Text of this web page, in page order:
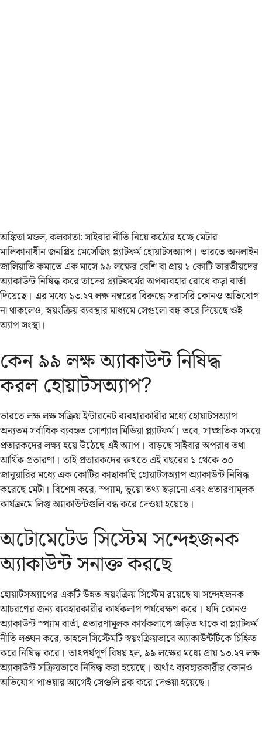
অঙ্কিতা মন্ডল, কলকাতা: সাইবার নীতি নিয়ে কঠোর হচ্ছে মেটার
মালিকানাধীন জনপ্রিয় মেসেজিং প্ল্যাটফর্ম হোয়াটসঅ্যাপ। ভারতে অনলাইন
জালিয়াতি কমাতে এক মাসে ৯৯ লক্ষের বেশি বা প্রায় ১ কোটি ভারতীয়দের
অ্যাকাউন্ট নিষিদ্ধ করে তাদের প্ল্যাটফর্মের অপব্যবহার রোধে কড়া বার্তা
দিয়েছে। এর মধ্যে ১৩.২৭ লক্ষ নম্বরের বিরুদ্ধে সরাসরি কোনও অভিযোগ
না থাকলেও, স্বয়ংক্রিয় ব্যবস্থার মাধ্যমে সেগুলো বন্ধ করে দিয়েছে ওই
অ্যাপ সংস্থা।
কেন ৯৯ লক্ষ অ্যাকাউন্ট নিষিদ্ধ
করল হোয়াটসঅ্যাপ?
ভারতে লক্ষ লক্ষ সক্রিয় ইন্টারনেট ব্যবহারকারীর মধ্যে হোয়াটসঅ্যাপ
অন্যতম সর্বাধিক ব্যবহৃত সোশ্যাল মিডিয়া প্ল্যাটফর্ম। তবে, সাম্প্রতিক সময়ে
প্রতারকদের লক্ষ্য হয়ে উঠেছে এই অ্যাপ। বাড়ছে সাইবার অপরাধ তথা
আর্থিক প্রতারণা। তাই প্রতারকদের রুখতে এই বছরের ১ থেকে ৩০
জানুয়ারির মধ্যে এক কোটির কাছাকাছি হোয়াটসঅ্যাপ অ্যাকাউন্ট নিষিদ্ধ
করেছে মেটা। বিশেষ করে, স্প্যাম, ভুয়ো তথ্য ছড়ানো এবং প্রতারণামূলক
কার্যক্রমে লিপ্ত অ্যাকাউন্টগুলি বন্ধ করে দেওয়া হয়েছে।
অটোমেটেড সিস্টেম সন্দেহজনক
অ্যাকাউন্ট সনাক্ত করছে
হোয়াটসঅ্যাপের একটি উন্নত স্বয়ংক্রিয় সিস্টেম রয়েছে যা সন্দেহজনক
আচরণের জন্য ব্যবহারকারীর কার্যকলাপ পর্যবেক্ষণ করে। যদি কোনও
অ্যাকাউন্ট স্প্যাম বার্তা, প্রতারণামূলক কার্যকলাপে জড়িত থাকে বা প্ল্যাটফর্ম
নীতি লঙ্ঘন করে, তাহলে সিস্টেমটি স্বয়ংক্রিয়ভাবে অ্যাকাউন্টটিকে চিহ্নিত
করে নিষিদ্ধ করে। তাৎপর্যপূর্ণ বিষয় হল, ৯৯ লক্ষের মধ্যে প্রায় ১৩.২৭ লক্ষ
অ্যাকাউন্ট সক্রিয়ভাবে নিষিদ্ধ করা হয়েছে। অর্থাৎ ব্যবহারকারীর কোনও
অভিযোগ পাওয়ার আগেই সেগুলি ব্লক করে দেওয়া হয়েছে।